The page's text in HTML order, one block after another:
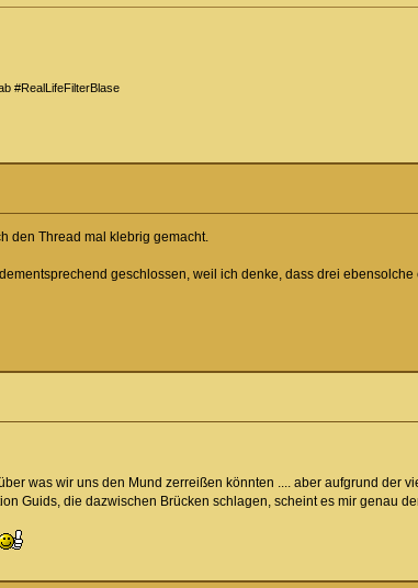
#RealLifeFilterBlase
den Thread mal klebrig gemacht.
geschlossen, weil ich denke, dass drei ebensolche
was wir uns den Mund zerreißen könnten .... aber aufgrund der
Guids, die dazwischen Brücken schlagen, scheint es mir genau